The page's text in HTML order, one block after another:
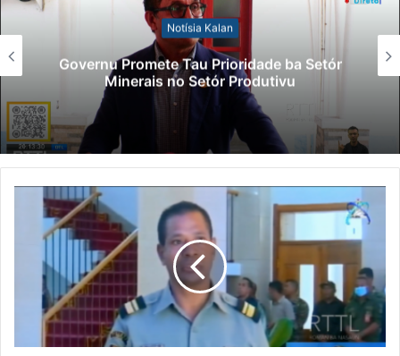
Notísia Kalan
Governu Promete Tau Prioridade ba Setór
Minerais no Setór Produtivu